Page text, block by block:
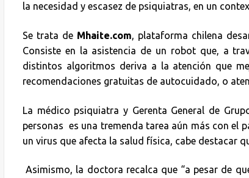
la necesidad y escasez de psiquiatras, en un
Se trata de Mhaite.com, plataforma chilena
Consiste en la asistencia de un robot que, a
distintos algoritmos deriva a la atención que
recomendaciones gratuitas de autocuidado, o
La médico psiquiatra y Gerenta General de
personas es una tremenda tarea aún más con el
un virus que afecta la salud física, cabe destacar
Asimismo, la doctora recalca que “a pesar de